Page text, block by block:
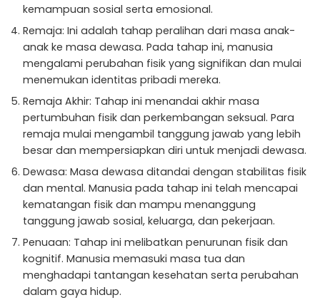
kemampuan sosial serta emosional.
Remaja: Ini adalah tahap peralihan dari masa anak-
anak ke masa dewasa. Pada tahap ini, manusia
mengalami perubahan fisik yang signifikan dan mulai
menemukan identitas pribadi mereka.
Remaja Akhir: Tahap ini menandai akhir masa
pertumbuhan fisik dan perkembangan seksual. Para
remaja mulai mengambil tanggung jawab yang lebih
besar dan mempersiapkan diri untuk menjadi dewasa.
Dewasa: Masa dewasa ditandai dengan stabilitas fisik
dan mental. Manusia pada tahap ini telah mencapai
kematangan fisik dan mampu menanggung
tanggung jawab sosial, keluarga, dan pekerjaan.
Penuaan: Tahap ini melibatkan penurunan fisik dan
kognitif. Manusia memasuki masa tua dan
menghadapi tantangan kesehatan serta perubahan
dalam gaya hidup.